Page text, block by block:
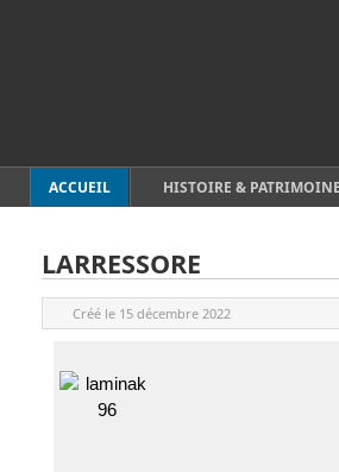
ACCUEIL HISTOIRE & PATRIMOINE
LARRESSORE
Créé le 15 décembre 2022